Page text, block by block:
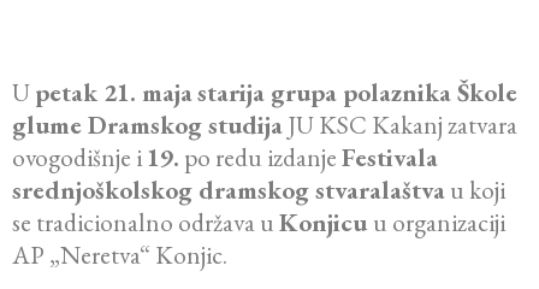
Upetak 21. majastarija grupa polaznika Škole
glume Dramskog studijaJU KSC Kakanj zatvara
ovogodišnje i 19. po redu izdanjeFestivala
srednjoškolskog dramskog stvaralaštvau koji
se tradicionalno održava uKonjicu u organizaciji
AP „Neretva“ Konjic.